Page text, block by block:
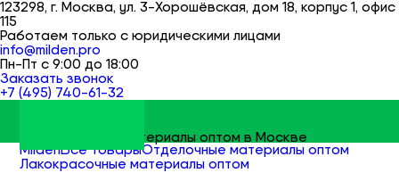
123298, г. Москва, ул. 3-Хорошёвская, дом 18, корпус 1, офис
115
Работаем только с юридическими лицами
info@milden.pro
Пн-Пт с 9:00 до 18:00
Заказать звонок
+7 (495) 740-61-32
Строительные материалы оптом в Москве
MildenВсе товарыОтделочные материалы оптом
Лакокрасочные материалы оптом